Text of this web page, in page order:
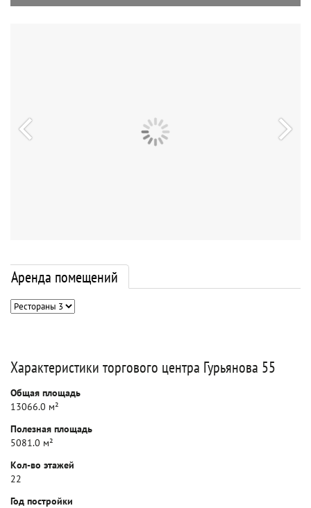
Аренда помещений
Характеристики торгового центра Гурьянова 55
Общая площадь
13066.0 м²
Полезная площадь
5081.0 м²
Кол-во этажей
22
Год постройки